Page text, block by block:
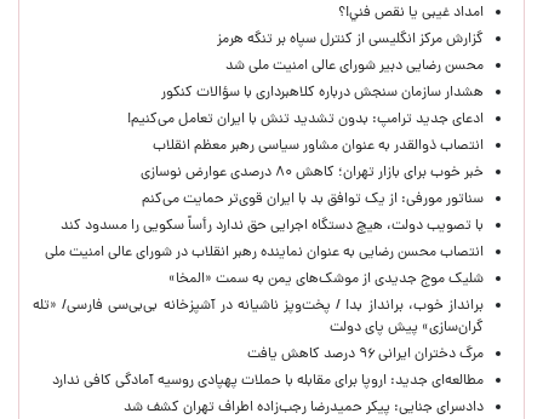
امداد غیبی يا نقص فني!؟
گزارش مرکز انگلیسی از کنترل سپاه بر تنگه هرمز
محسن رضایی دبیر شورای عالی امنیت ملی شد
هشدار سازمان سنجش درباره کلاهبرداری با سؤالات کنکور
ادعای جدید ترامپ: بدون تشدید تنش با ایران تعامل می‌کنیم!
انتصاب ذوالقدر به عنوان مشاور سیاسی رهبر معظم انقلاب
خبر خوب برای بازار تهران؛ کاهش ۸۰ درصدی عوارض نوسازی
سناتور مورفی: از یک توافق بد با ایران قوی‌تر حمایت می‌کنم
با تصویب دولت، هیچ دستگاه اجرایی حق ندارد رأساً سکویی را مسدود کند
انتصاب محسن رضایی به عنوان نماینده رهبر انقلاب در شورای عالی امنیت ملی
شلیک موج جدیدی از موشک‌های یمن به سمت «المخا»
برانداز خوب، برانداز بد! / پخت‌وپز ناشیانه در آشپزخانه‌ بی‌بی‌سی فارسی/ «تله
گران‌سازی» پیش پای دولت
مرگ دختران ایرانی ۹۶ درصد کاهش یافت
مطالعه‌ای جدید: اروپا برای مقابله با حملات پهپادی روسیه آمادگی کافی ندارد
دادسرای جنایی: پیکر حمیدرضا رجب‌زاده اطراف تهران کشف شد